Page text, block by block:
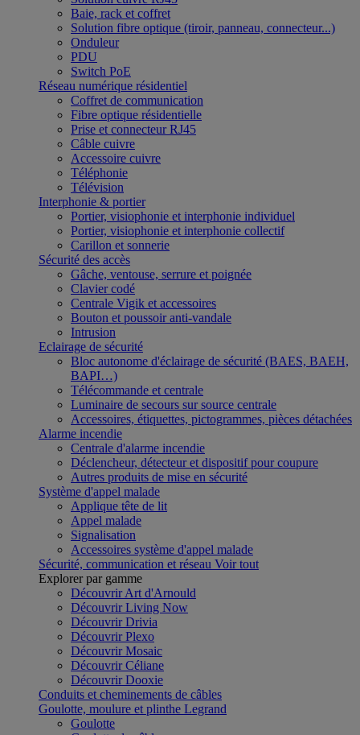
Baie, rack et coffret
Solution fibre optique (tiroir, panneau, connecteur...)
Onduleur
PDU
Switch PoE
Réseau numérique résidentiel
Coffret de communication
Fibre optique résidentielle
Prise et connecteur RJ45
Câble cuivre
Accessoire cuivre
Téléphonie
Télévision
Interphonie & portier
Portier, visiophonie et interphonie individuel
Portier, visiophonie et interphonie collectif
Carillon et sonnerie
Sécurité des accès
Gâche, ventouse, serrure et poignée
Clavier codé
Centrale Vigik et accessoires
Bouton et poussoir anti-vandale
Intrusion
Eclairage de sécurité
Bloc autonome d'éclairage de sécurité (BAES, BAEH,
BAPI…)
Télécommande et centrale
Luminaire de secours sur source centrale
Accessoires, étiquettes, pictogrammes, pièces détachées
Alarme incendie
Centrale d'alarme incendie
Déclencheur, détecteur et dispositif pour coupure
Autres produits de mise en sécurité
Système d'appel malade
Applique tête de lit
Appel malade
Signalisation
Accessoires système d'appel malade
Sécurité, communication et réseau Voir tout
Explorer par gamme
Découvrir Art d'Arnould
Découvrir Living Now
Découvrir Drivia
Découvrir Plexo
Découvrir Mosaic
Découvrir Céliane
Découvrir Dooxie
Conduits et cheminements de câbles
Goulotte, moulure et plinthe Legrand
Goulotte